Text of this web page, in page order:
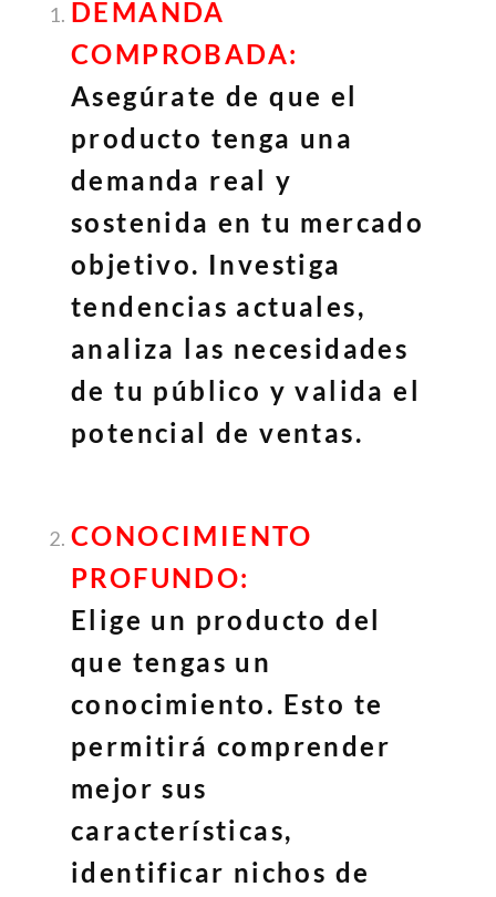
DEMANDA
COMPROBADA:
Asegúrate de que el
producto tenga una
demanda real y
sostenida en tu mercado
objetivo. Investiga
tendencias actuales,
analiza las necesidades
de tu público y valida el
potencial de ventas.
CONOCIMIENTO
PROFUNDO:
Elige un producto del
que tengas un
conocimiento. Esto te
permitirá comprender
mejor sus
características,
identificar nichos de